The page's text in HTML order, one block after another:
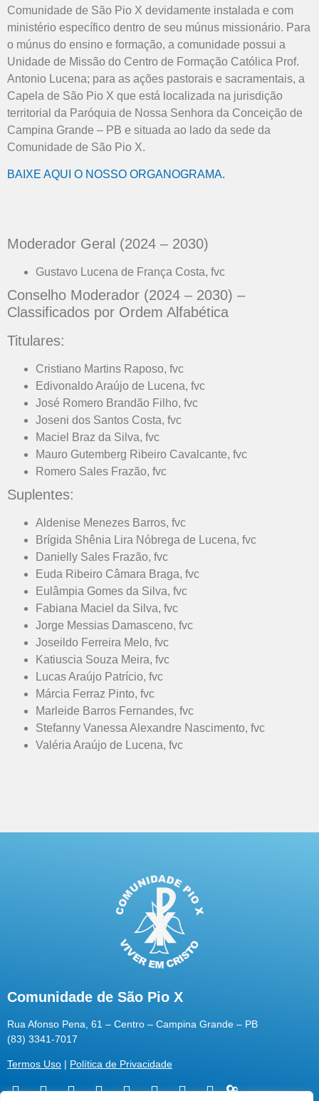
Comunidade de São Pio X devidamente instalada e com
ministério específico dentro de seu múnus missionário. Para
o múnus do ensino e formação, a comunidade possui a
Unidade de Missão do Centro de Formação Católica Prof.
Antonio Lucena; para as ações pastorais e sacramentais, a
Capela de São Pio X que está localizada na jurisdição
territorial da Paróquia de Nossa Senhora da Conceição de
Campina Grande – PB e situada ao lado da sede da
Comunidade de São Pio X.
BAIXE AQUI O NOSSO ORGANOGRAMA.
Moderador Geral (2024 – 2030)
Gustavo Lucena de França Costa, fvc
Conselho Moderador (2024 – 2030) –
Classificados por Ordem Alfabética
Titulares:
Cristiano Martins Raposo, fvc
Edivonaldo Araújo de Lucena, fvc
José Romero Brandão Filho, fvc
Joseni dos Santos Costa, fvc
Maciel Braz da Silva, fvc
Mauro Gutemberg Ribeiro Cavalcante, fvc
Romero Sales Frazão, fvc
Suplentes:
Aldenise Menezes Barros, fvc
Brígida Shênia Lira Nóbrega de Lucena, fvc
Danielly Sales Frazão, fvc
Euda Ribeiro Câmara Braga, fvc
Eulâmpia Gomes da Silva, fvc
Fabiana Maciel da Silva, fvc
Jorge Messias Damasceno, fvc
Joseildo Ferreira Melo, fvc
Katiuscia Souza Meira, fvc
Lucas Araújo Patrício, fvc
Márcia Ferraz Pinto, fvc
Marleide Barros Fernandes, fvc
Stefanny Vanessa Alexandre Nascimento, fvc
Valéria Araújo de Lucena, fvc
Comunidade de São Pio X
Rua Afonso Pena, 61 – Centro – Campina Grande – PB
(83) 3341-7017
Termos Uso | Política de Privacidade